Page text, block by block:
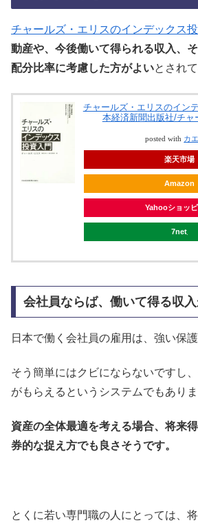
チャールズ・エリスのインデックス
動産や、今後働いて得られる収入、
配分比率に考慮した方がよいとされ
チャールズ・エリスのイン
本経済新聞出版社/チャ
posted with カ
楽天市場
Amazon
Yahooショッ
7net
会社員ならば、働いて得る収
日本で働く会社員の雇用は、強い保護
そう簡単にはクビにならないですし
がもらえるというシステムでもありま
資産の全体最適を考える場合、将来
券的な捉え方でも良さそうです。
とくに若い専門職の人にとっては、